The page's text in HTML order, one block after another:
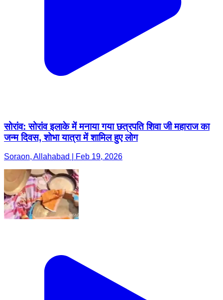
सोरांव: सोरांव इलाके में मनाया गया छत्रपति शिवा जी महाराज का
जन्म दिवस, शोभा यात्रा में शामिल हुए लोग
Soraon, Allahabad | Feb 19, 2026